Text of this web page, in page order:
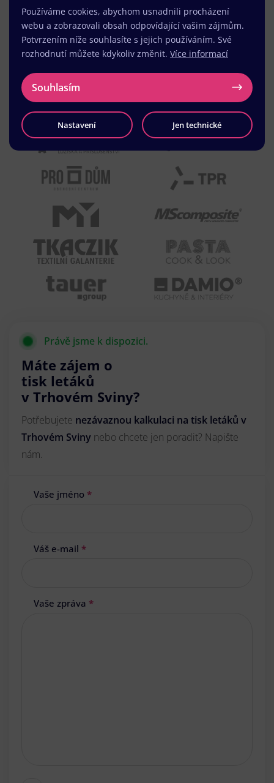
Právě jsme k dispozici.
Máte zájem o
tisk letáků
v Trhovém Sviny?
Potřebujete nezávaznou kalkulaci na tisk letáků v
Trhovém Sviny nebo chcete jen poradit? Napište
nám.
Vaše jméno *
Váš e-mail *
Vaše zpráva *
Používáme cookies, abychom usnadnili procházení
webu a zobrazovali obsah odpovídající vašim zájmům.
Potvrzením níže souhlasíte s jejich používáním. Své
rozhodnutí můžete kdykoliv změnit. Více informací
Souhlasím
Nastavení Jen technické